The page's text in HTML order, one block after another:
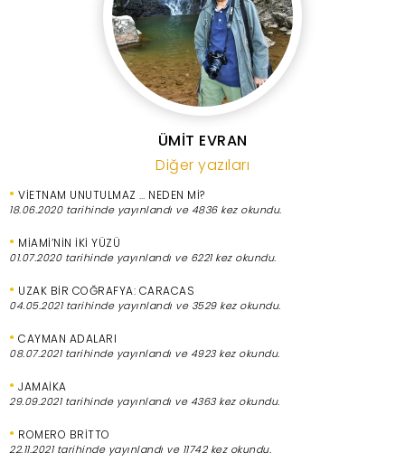
ÜMİT EVRAN
Diğer yazıları
• VİETNAM UNUTULMAZ … NEDEN Mİ?
18.06.2020 tarihinde yayınlandı ve 4836 kez okundu.
• MİAMİ’NİN İKİ YÜZÜ
01.07.2020 tarihinde yayınlandı ve 6221 kez okundu.
• UZAK BİR COĞRAFYA: CARACAS
04.05.2021 tarihinde yayınlandı ve 3529 kez okundu.
• CAYMAN ADALARI
08.07.2021 tarihinde yayınlandı ve 4923 kez okundu.
• JAMAİKA
29.09.2021 tarihinde yayınlandı ve 4363 kez okundu.
• ROMERO BRİTTO
22.11.2021 tarihinde yayınlandı ve 11742 kez okundu.